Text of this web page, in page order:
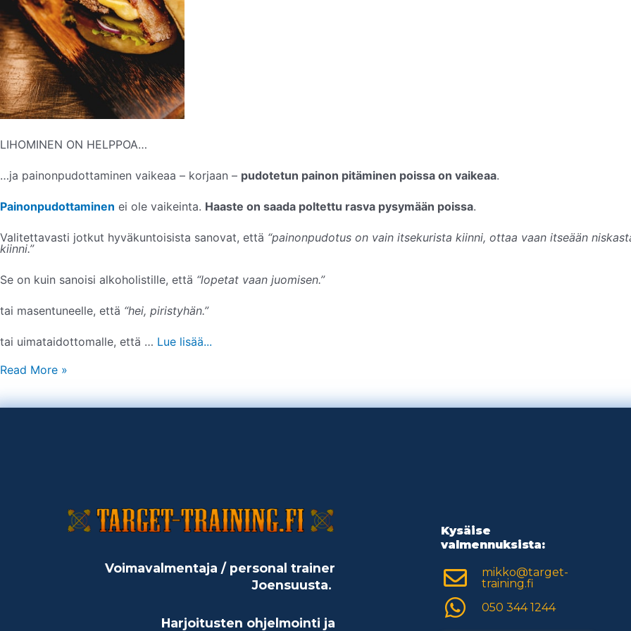
LIHOMINEN ON HELPPOA…
…ja painonpudottaminen vaikeaa – korjaan – pudotetun painon pitäminen poissa on vaikeaa.
Painonpudottaminen ei ole vaikeinta. Haaste on saada poltettu rasva pysymään poissa.
Valitettavasti jotkut hyväkuntoisista sanovat, että “painonpudotus on vain itsekurista kiinni, ottaa vaan itseään
kiinni.”
Se on kuin sanoisi alkoholistille, että “lopetat vaan juomisen.”
tai masentuneelle, että “hei, piristyhän.”
tai uimataidottomalle, että … Lue lisää...
Read More »
Voimavalmentaja / personal trainer
Joensuusta.
Harjoitusten ohjelmointi ja
Kysäise
valmennuksista:
mikko@target-
training.fi
050 344 1244